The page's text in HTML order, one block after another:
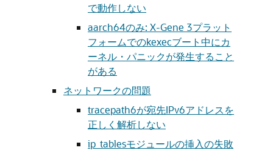
で動作しない
aarch64のみ: X-Gene 3プラット
フォームでのkexecブート中にカ
ーネル・パニックが発生すること
がある
ネットワークの問題
tracepath6が宛先IPv6アドレスを
正しく解析しない
ip_tablesモジュールの挿入の失敗